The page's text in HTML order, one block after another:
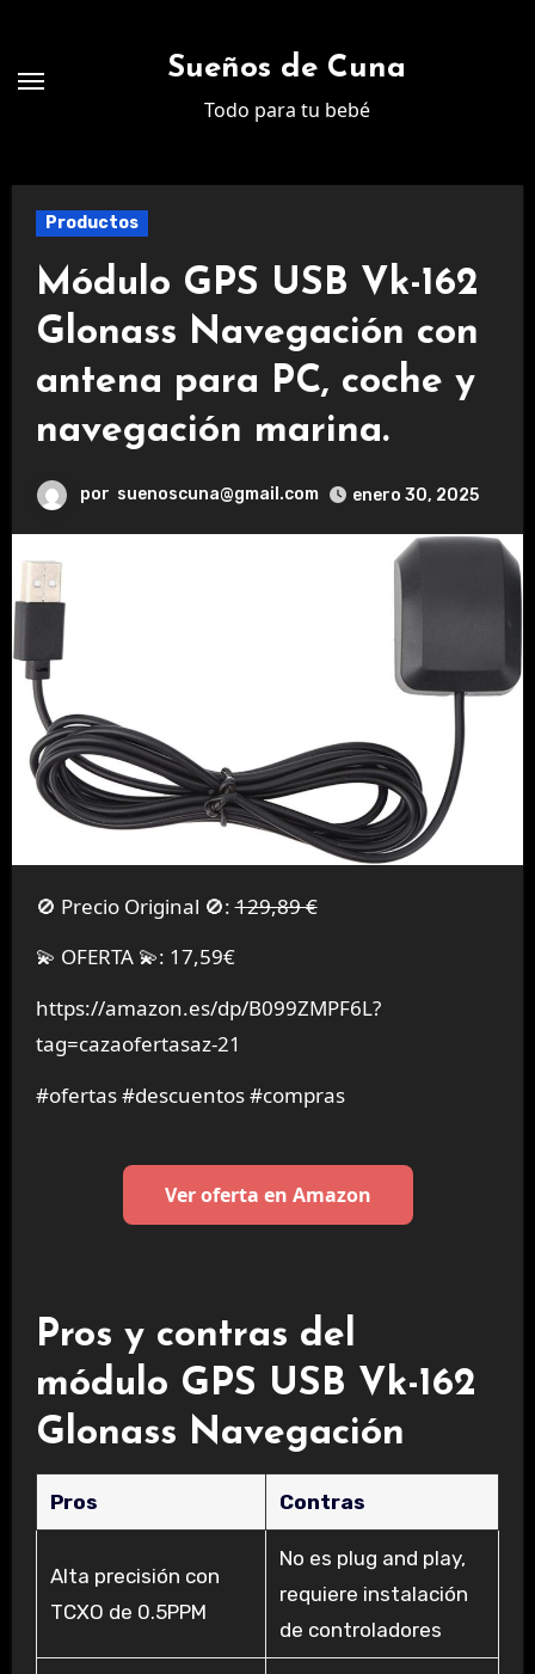
contenido
Sueños de Cuna
Todo para tu bebé
Productos
Módulo GPS USB Vk-162
Glonass Navegación con
antena para PC, coche y
navegación marina.
por suenoscuna@gmail.com enero 30, 2025
🚫 Precio Original 🚫:129,89 €
💫 OFERTA 💫: 17,59€
https://amazon.es/dp/B099ZMPF6L?
tag=cazaofertasaz-21
#ofertas #descuentos #compras
Ver oferta en Amazon
Pros y contras del
módulo GPS USB Vk-162
Glonass Navegación
Pros Contras
Alta precisión con
TCXO de 0.5PPM
No es plug and play,
requiere instalación
de controladores